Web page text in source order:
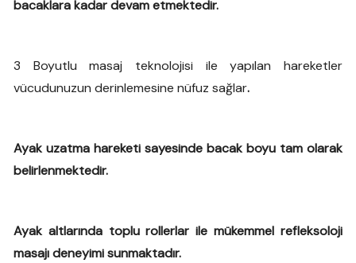
bacaklara kadar devam etmektedir.
3 Boyutlu masaj teknolojisi ile yapılan hareketler
vücudunuzun derinlemesine nüfuz sağlar.
Ayak uzatma hareketi sayesinde bacak boyu tam olarak
belirlenmektedir.
Ayak altlarında toplu rollerlar ile mükemmel refleksoloji
masajı deneyimi sunmaktadır.